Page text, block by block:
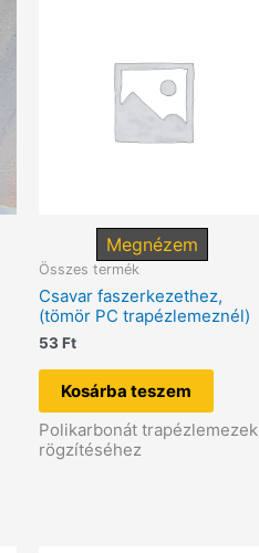
Megnézem
Összes termék
Csavar faszerkezethez,
(tömör PC trapézlemeznél)
53 Ft
Kosárba teszem
Polikarbonát trapézlemezek
rögzítéséhez